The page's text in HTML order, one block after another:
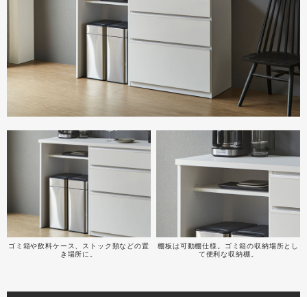
ゴミ箱や飲料ケース、ストック類などの置
き場所に。
棚板は可動棚仕様。ゴミ箱の収納場所とし
て便利な収納棚。